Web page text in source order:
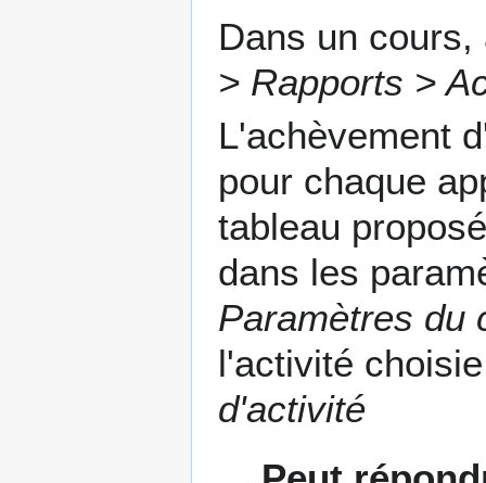
Dans un
> Rapports >
L'achèvement
pour chaque
tableau
dans les
Paramètres du
l'activité
d'activité